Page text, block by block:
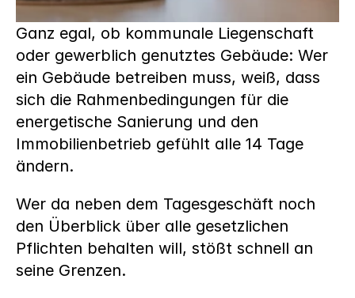
Ganz egal, ob kommunale Liegenschaft
oder gewerblich genutztes Gebäude: Wer
ein Gebäude betreiben muss, weiß, dass
sich die Rahmenbedingungen für die
energetische Sanierung und den
Immobilienbetrieb gefühlt alle 14 Tage
ändern.
Wer da neben dem Tagesgeschäft noch
den Überblick über alle gesetzlichen
Pflichten behalten will, stößt schnell an
seine Grenzen.